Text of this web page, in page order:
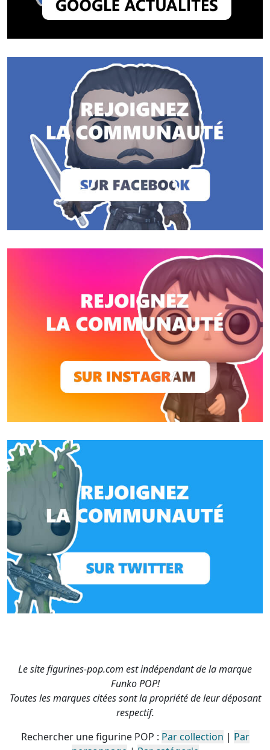
Le site figurines-pop.com est indépendant de la marque
Funko POP!
Toutes les marques citées sont la propriété de leur déposant
respectif.
Rechercher une figurine POP : Par collection | Par